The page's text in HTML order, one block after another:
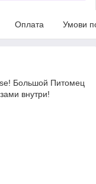
Оплата Умови
Большой Питомец
внутри!